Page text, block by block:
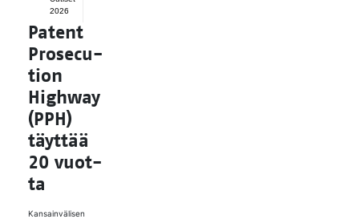
Pa­tent
Pro­secu­
tion
Highway
(PPH)
täyt­tää
20 vuot­
ta
Kansainvälisen
2026